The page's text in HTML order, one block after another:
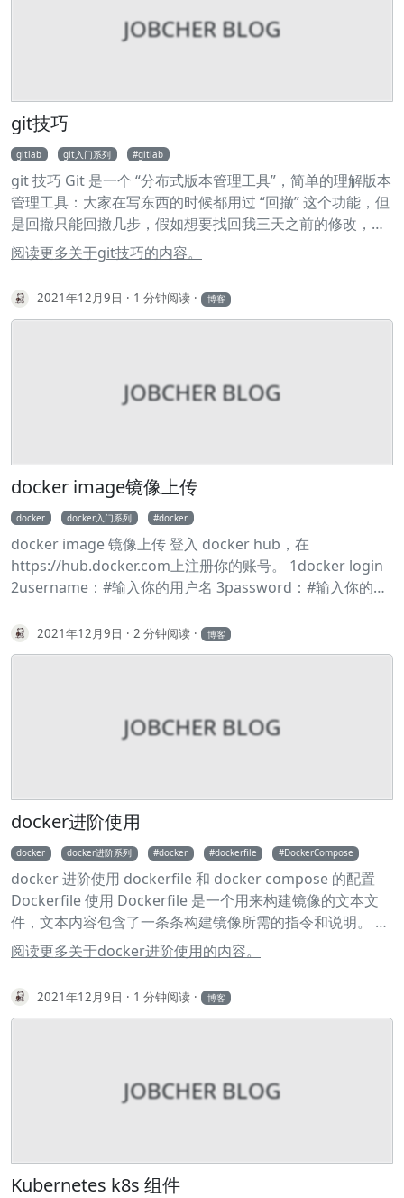
JOBCHER BLOG
git技巧
gitlab git入门系列 gitlab
git 技巧 Git 是一个 “分布式版本管理工具”，简单的理解版本
管理工具：大家在写东西的时候都用过 “回撤” 这个功能，但
是回撤只能回撤几步，假如想要找回我三天之前的修改，光
用 “回撤” 是找不回来的。而 “版本管理工具” 能记录每次的修
改，只要提交到版本仓库，你就可以找到之前任何时刻的状
态（文本状态）。 下面的内容就是列举了常用的 Git 命令和
一些小技巧，可以通过 “页面内查找” 的方式进行快速查询：
来找我 所有的命令都在git version 2.7.4 (Apple Git-66)下测
‘暂存区’ 本地仓库(简称：本地)：输入命令：git commit 此
次修改的描述，此次改动就放到了 ’本地仓库’，每个
入命令：git push 远程仓库，此次改动就放到了 ‘远程仓
库’（GitHub 等) commit-id：输出命令：git log，最上面那
行 commit xxxxxx，后面的字符串就是 commit-id 如果喜欢
这个项目，欢迎 Star、提交 Pr、反馈问题😊 目录 脑图 展示
突文件列表 展示工作区和暂存区的不同 展示暂存区和最近版
本的不同 展示暂存区、工作区和最近版本的不同 快速切换到
地和远程分支 查看远程分支和本地分支的对应关系 远程删除
了分支本地也想删除 创建并切换到本地分支 从远程分支中创
到远程仓库 删除本地标签 删除远程标签 切回到某个标签 放
弃工作区的修改 恢复删除的文件 以新增一个 commit 的方
式还原某一个 commit 的修改 回到某个 commit 的状态，并
删除后面的 commit 修改上一个 commit 的描述 查看
commit 历史 显示本地更新过 HEAD 的 git 命令记录 修改作
者名 修改远程仓库的 url 增加远程仓库 列出所有远程仓库
分支上 给 git 命令起别名 存储当前的修改，但不用提交
stashes 回到某个 stash 的状态 回到最后一个 stash 的状
态，并删除这个 stash 删除所有的 stash 从 stash 中拿出某
untracked 的文件 强制删除 untracked 的目录 展示简化的
的修改 清除 .
阅读更多关于git技巧的内容。
2021年12月9日 1 分钟阅读 博客
JOBCHER BLOG
docker image镜像上传
docker docker入门系列 docker
docker image 镜像上传 登入 docker hub，在
https://hub.docker.com上注册你的账号。 1docker login
2username：#输入你的用户名 3password：#输入你的密
nginx:v1 2docker push sjtfreaks/hogo-nginx:v1
2021年12月9日 2 分钟阅读 博客
JOBCHER BLOG
docker进阶使用
docker docker进阶系列 docker dockerfile DockerCompose
docker 进阶使用 dockerfile 和 docker compose 的配置
Dockerfile 使用 Dockerfile 是一个用来构建镜像的文本文
件，文本内容包含了一条条构建镜像所需的指令和说明。 例
子： 1 FROM nginx 2 RUN echo '这是一个本地构建的
nginx镜像' > /usr/share/nginx/html/index.html 保存
Dockerfile 文件并在本地路径执行 1 docker build -t
nginx:v1-test . 2 docker run -name docker run --name
录中复制文件或者目录到容器里指定路径。 1 COPY [--
<源路径>：源文件或者源目录，这里可以是通配符表达式，
其通配符规则要满足 Go 的 filepath.Match 规则。例如： 1
阅读更多关于docker进阶使用的内容。
2021年12月9日 1 分钟阅读 博客
JOBCHER BLOG
Kubernetes k8s 组件